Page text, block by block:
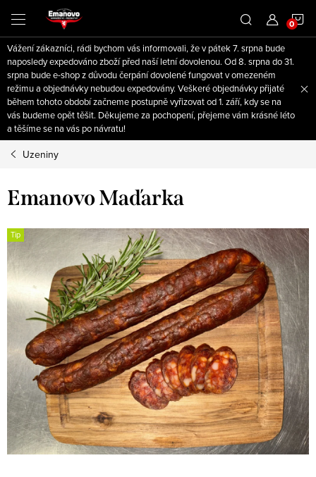
obsah
Vážení zákazníci, rádi bychom vás informovali, že v pátek 7. srpna bude
naposledy expedováno zboží před naší letní dovolenou. Od 8. srpna do 31.
srpna bude e-shop z důvodu čerpání dovolené fungovat v omezeném
režimu a objednávky nebudou expedovány. Veškeré objednávky přijaté
během tohoto období začneme postupně vyřizovat od 1. září, kdy se na
vás budeme opět těšit. Děkujeme za pochopení, přejeme vám krásné léto
a těšíme se na vás po návratu!
Uzeniny
Emanovo Maďarka
Tip